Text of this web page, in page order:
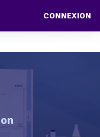
CONNEXION